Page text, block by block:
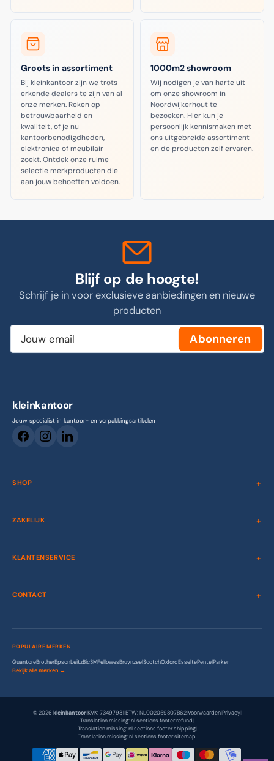
Groots in assortiment
Bij kleinkantoor zijn we trots
erkende dealers te zijn van al
onze merken. Reken op
betrouwbaarheid en
kwaliteit, of je nu
kantoorbenodigdheden,
elektronica of meubilair
zoekt. Ontdek onze ruime
selectie merkproducten die
aan jouw behoeften voldoen.
1000m2 showroom
Wij nodigen je van harte uit
om onze showroom in
Noordwijkerhout te
bezoeken. Hier kun je
persoonlijk kennismaken met
ons uitgebreide assortiment
en de producten zelf ervaren.
Blijf op de hoogte!
Schrijf je in voor exclusieve aanbiedingen en nieuwe
producten
Jouw
email
Abonneren
kleinkantoor
Jouw specialist in kantoor- en verpakkingsartikelen
SHOP
ZAKELIJK
KLANTENSERVICE
CONTACT
POPULAIRE MERKEN
QuantoreBrotherEpsonLeitzBic3MFellowesBruynzeelScotchOxfordEsseltePentelParker
Bekijk alle merken →
© 2026 kleinkantoor|KVK: 73497931|BTW: NL002059807B62|Voorwaarden|Privacy|
Translation missing: nl.sections.footer.refund|
Translation missing: nl.sections.footer.shipping|
Translation missing: nl.sections.footer.sitemap